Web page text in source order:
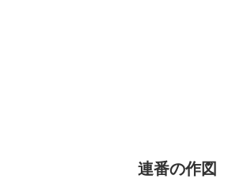
連番の作図